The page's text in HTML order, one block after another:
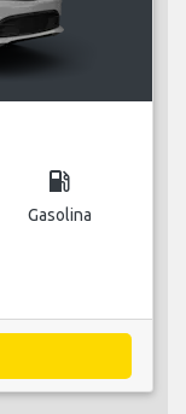
local_gas_station
Gasolina